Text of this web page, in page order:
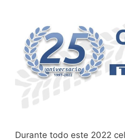
Durante todo este 2022